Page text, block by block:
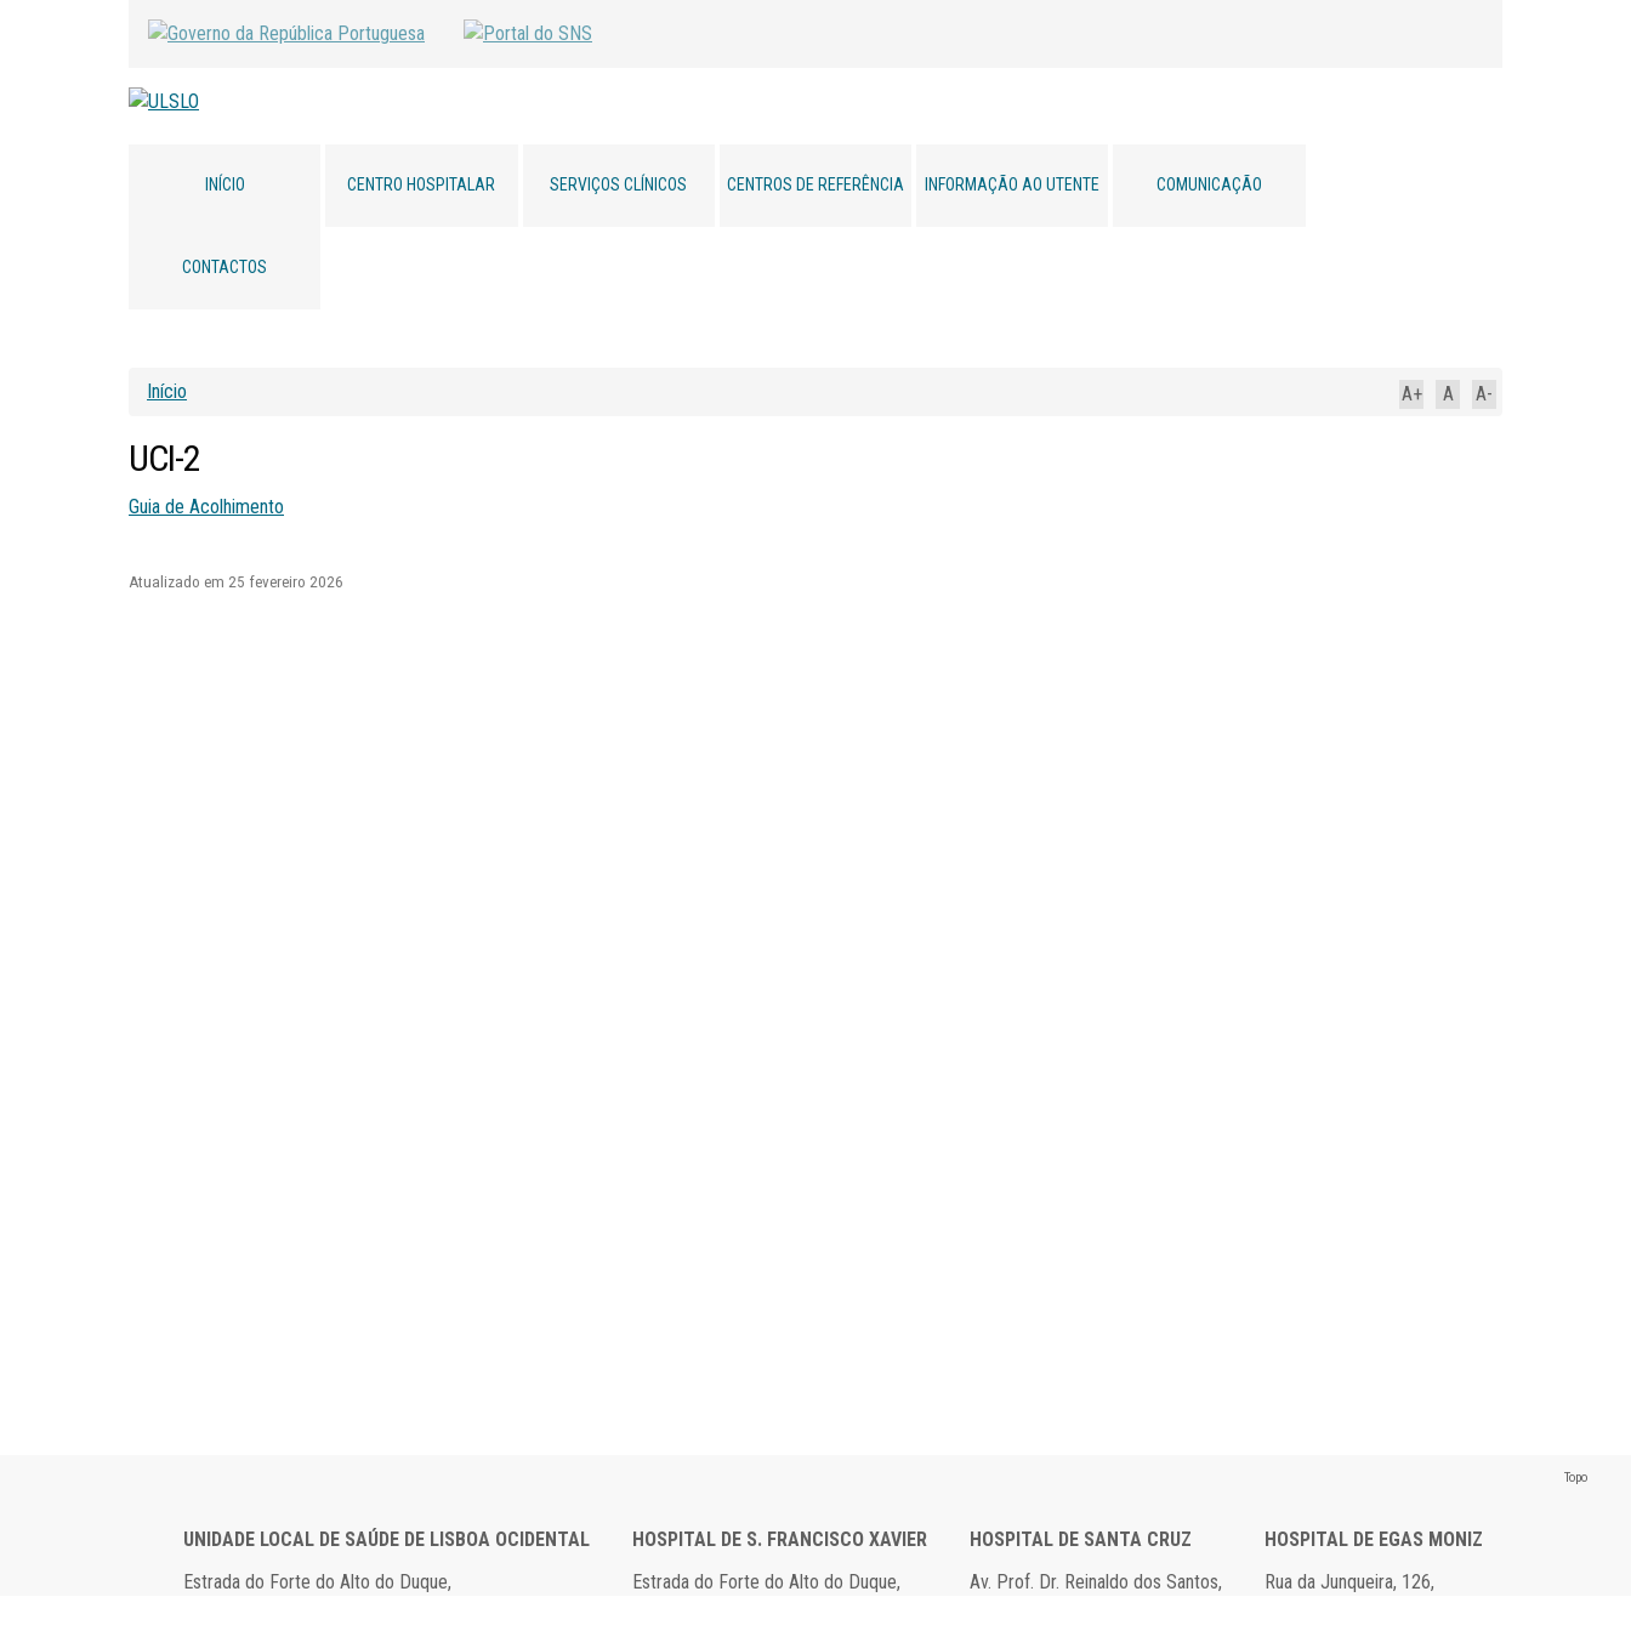
INÍCIO CENTRO HOSPITALAR SERVIÇOS CLÍNICOS CENTROS DE REFERÊNCIA INFORMAÇÃO AO UTENTE COMUNICAÇÃO
CONTACTOS
A-
A
A+
Início
UCI-2
Guia de Acolhimento
Atualizado em 25 fevereiro 2026
UNIDADE LOCAL DE SAÚDE DE LISBOA OCIDENTAL
Estrada do Forte do Alto do Duque,
HOSPITAL DE S. FRANCISCO XAVIER
Estrada do Forte do Alto do Duque,
HOSPITAL DE SANTA CRUZ
Av. Prof. Dr. Reinaldo dos Santos,
HOSPITAL DE EGAS MONIZ
Rua da Junqueira, 126,
Topo